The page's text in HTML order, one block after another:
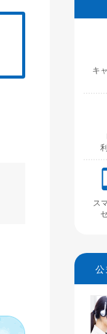
キ
ス